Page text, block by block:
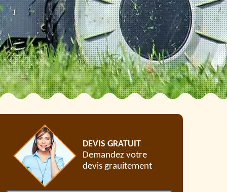
DEVIS GRATUIT
Demandez votre
devis grauitement